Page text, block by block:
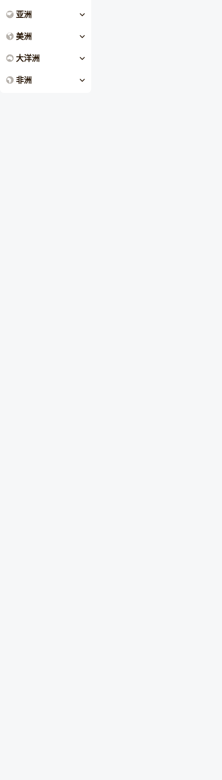
亚洲
美洲
大洋洲
非洲